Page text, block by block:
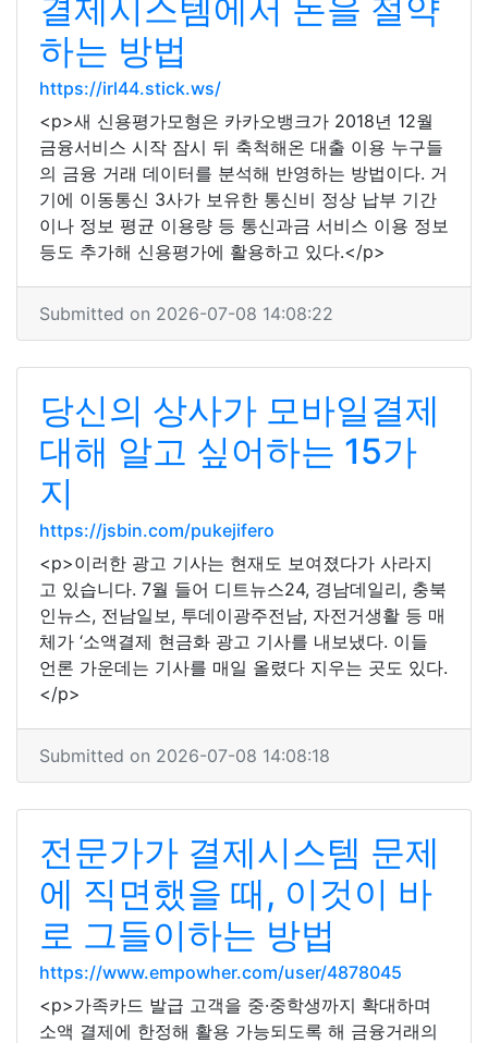
결제시스템에서 돈을 절약
하는 방법
https://irl44.stick.ws/
<p>새 신용평가모형은 카카오뱅크가 2018년 12월
금융서비스 시작 잠시 뒤 축척해온 대출 이용 누구들
의 금융 거래 데이터를 분석해 반영하는 방법이다. 거
기에 이동통신 3사가 보유한 통신비 정상 납부 기간
이나 정보 평균 이용량 등 통신과금 서비스 이용 정보
등도 추가해 신용평가에 활용하고 있다.</p>
Submitted on 2026-07-08 14:08:22
당신의 상사가 모바일결제
대해 알고 싶어하는 15가
지
https://jsbin.com/pukejifero
<p>이러한 광고 기사는 현재도 보여졌다가 사라지
고 있습니다. 7월 들어 디트뉴스24, 경남데일리, 충북
인뉴스, 전남일보, 투데이광주전남, 자전거생활 등 매
체가 ‘소액결제 현금화 광고 기사를 내보냈다. 이들
언론 가운데는 기사를 매일 올렸다 지우는 곳도 있다.
</p>
Submitted on 2026-07-08 14:08:18
전문가가 결제시스템 문제
에 직면했을 때, 이것이 바
로 그들이하는 방법
https://www.empowher.com/user/4878045
<p>가족카드 발급 고객을 중·중학생까지 확대하며
소액 결제에 한정해 활용 가능되도록 해 금융거래의